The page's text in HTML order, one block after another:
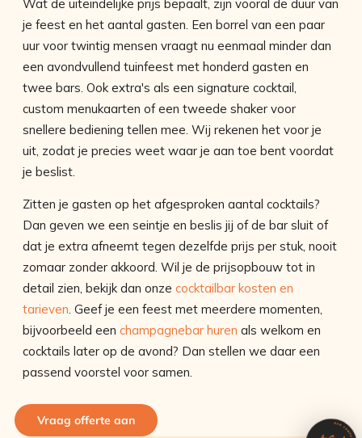
Wat de uiteindelijke prijs bepaalt, zijn vooral de duur van
je feest en het aantal gasten. Een borrel van een paar
uur voor twintig mensen vraagt nu eenmaal minder dan
een avondvullend tuinfeest met honderd gasten en
twee bars. Ook extra's als een signature cocktail,
custom menukaarten of een tweede shaker voor
snellere bediening tellen mee. Wij rekenen het voor je
uit, zodat je precies weet waar je aan toe bent voordat
je beslist.
Zitten je gasten op het afgesproken aantal cocktails?
Dan geven we een seintje en beslis jij of de bar sluit of
dat je extra afneemt tegen dezelfde prijs per stuk, nooit
zomaar zonder akkoord. Wil je de prijsopbouw tot in
detail zien, bekijk dan onze cocktailbar kosten en
tarieven. Geef je een feest met meerdere momenten,
bijvoorbeeld een champagnebar huren als welkom en
cocktails later op de avond? Dan stellen we daar een
passend voorstel voor samen.
Vraag offerte aan